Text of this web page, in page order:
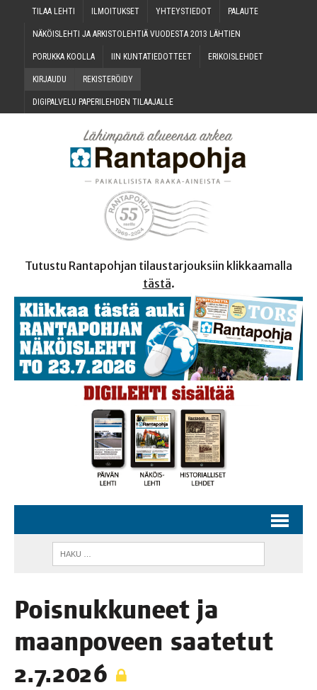
TILAA LEH­TI ILMOI­TUK­SET YHTEYS­TIE­DOT PALAU­TE
NÄKÖIS­LEH­TI JA ARKIS­TO­LEH­TIÄ VUO­DES­TA 2013 LÄHTIEN
PORUK­KA KOOLLA IIN KUN­TA­TIE­DOT­TEET ERI­KOIS­LEH­DET
KIR­JAU­DU REKIS­TE­RÖI­DY
DIGI­PAL­VE­LU PAPE­RI­LEH­DEN TILAAJALLE
Tutustu Rantapohjan tilaustarjouksiin klikkaamalla
tästä.
Pois­nuk­ku­neet ja
maan­po­veen saa­te­tut
2.7.2026